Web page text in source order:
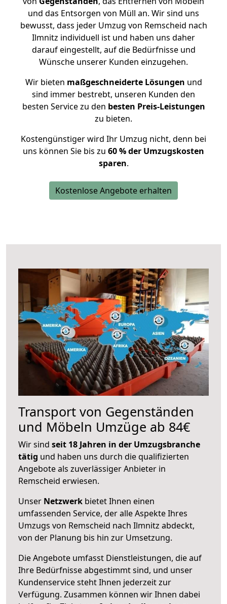
und das Entsorgen von Müll an. Wir sind uns
bewusst, dass jeder Umzug von Remscheid nach
Ilmnitz individuell ist und haben uns daher
darauf eingestellt, auf die Bedürfnisse und
Wünsche unserer Kunden einzugehen.
Wir bieten maßgeschneiderte Lösungen und
sind immer bestrebt, unseren Kunden den
besten Service zu den besten Preis-Leistungen
zu bieten.
Kostengünstiger wird Ihr Umzug nicht, denn bei
uns können Sie bis zu 60 % der Umzugskosten
sparen.
Kostenlose Angebote erhalten
Transport von Gegenständen
und Möbeln Umzüge ab 84€
Wir sind seit 18 Jahren in der Umzugsbranche
tätig und haben uns durch die qualifizierten
Angebote als zuverlässiger Anbieter in
Remscheid erwiesen.
Unser Netzwerk bietet Ihnen einen
umfassenden Service, der alle Aspekte Ihres
Umzugs von Remscheid nach Ilmnitz abdeckt,
von der Planung bis hin zur Umsetzung.
Die Angebote umfasst Dienstleistungen, die auf
Ihre Bedürfnisse abgestimmt sind, und unser
Kundenservice steht Ihnen jederzeit zur
Verfügung. Zusammen können wir Ihnen dabei